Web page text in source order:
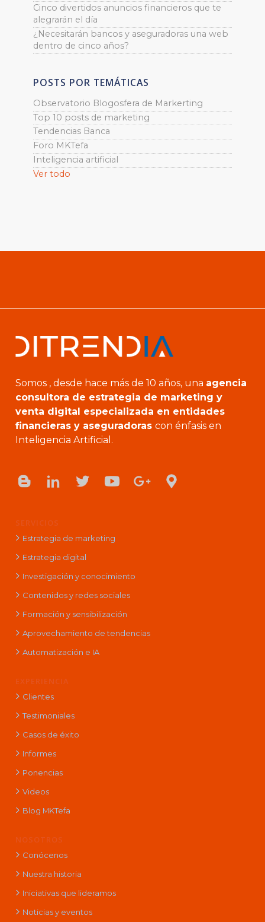
Cinco divertidos anuncios financieros que te
alegrarán el día
¿Necesitarán bancos y aseguradoras una web
dentro de cinco años?
POSTS POR TEMÁTICAS
Observatorio Blogosfera de Markerting
Top 10 posts de marketing
Tendencias Banca
Foro MKTefa
Inteligencia artificial
Ver todo
Somos , desde hace más de 10 años, una agencia
consultora de estrategia de marketing y
venta digital especializada en entidades
financieras y aseguradoras con énfasis en
Inteligencia Artificial.
SERVICIOS
Estrategia de marketing
Estrategia digital
Investigación y conocimiento
Contenidos y redes sociales
Formación y sensibilización
Aprovechamiento de tendencias
Automatización e IA
EXPERIENCIA
Clientes
Testimoniales
Casos de éxito
Informes
Ponencias
Videos
Blog MKTefa
NOSOTROS
Conócenos
Nuestra historia
Iniciativas que lideramos
Noticias y eventos